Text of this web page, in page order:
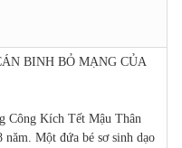
BINH BỎ MẠNG CỦA
Công Kích Tết Mậu Thân
năm. Một đứa bé sơ sinh dạo